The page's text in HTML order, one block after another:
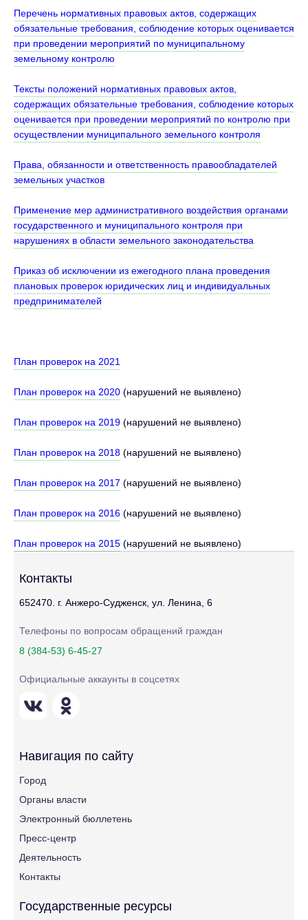
Перечень нормативных правовых актов, содержащих
обязательные требования, соблюдение которых оценивается
при проведении мероприятий по муниципальному
земельному контролю
Тексты положений нормативных правовых актов,
содержащих обязательные требования, соблюдение которых
оценивается при проведении мероприятий по контролю при
осуществлении муниципального земельного контроля
Права, обязанности и ответственность правообладателей
земельных участков
Применение мер административного воздействия органами
государственного и муниципального контроля при
нарушениях в области земельного законодательства
Приказ об исключении из ежегодного плана проведения
плановых проверок юридических лиц и индивидуальных
предпринимателей
План проверок на 2021
План проверок на 2020 (нарушений не выявлено)
План проверок на 2019 (нарушений не выявлено)
План проверок на 2018 (нарушений не выявлено)
План проверок на 2017 (нарушений не выявлено)
План проверок на 2016 (нарушений не выявлено)
План проверок на 2015 (нарушений не выявлено)
Контакты
652470. г. Анжеро-Судженск, ул. Ленина, 6
Телефоны по вопросам обращений граждан
8 (384-53) 6-45-27
Официальные аккаунты в соцсетях
Навигация по сайту
Город
Органы власти
Электронный бюллетень
Пресс-центр
Деятельность
Контакты
Государственные ресурсы